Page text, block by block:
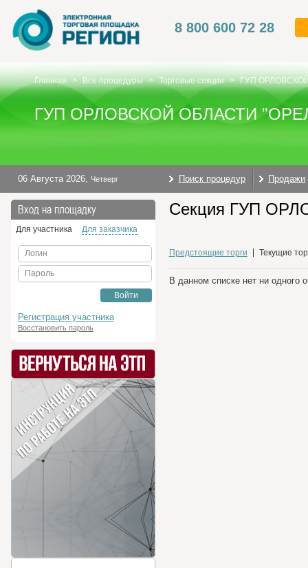
8 800 600 72 28
Главная > Все процедуры > Торговые секции > ГУП
ГУП ОРЛОВСКОЙ ОБЛАСТИ
06 Августа 2026, Четверг Поиск процедур Продажи
Вход на площадку
Для участника Для заказчика
Логин
Пароль
Войти
Регистрация участника
Восстановить пароль
Секция ГУП
Предстоящие торги Текущие
В данном списке нет ни одного